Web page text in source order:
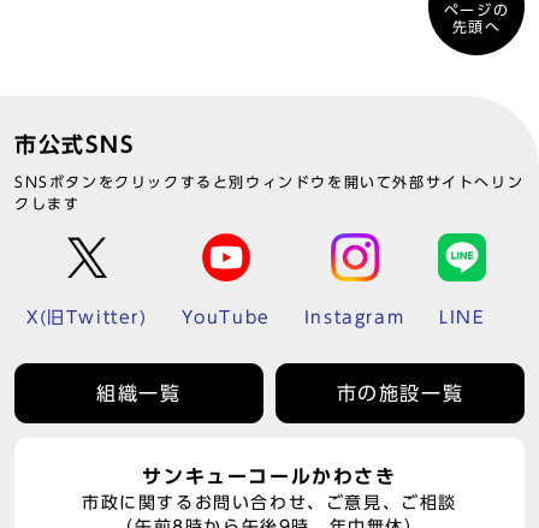
ページの
先頭へ
市公式SNS
SNSボタンをクリックすると別ウィンドウを開いて外部サイトへリン
クします
X(旧Twitter) YouTube Instagram LINE
組織一覧 市の施設一覧
サンキューコールかわさき
市政に関するお問い合わせ、ご意見、ご相談